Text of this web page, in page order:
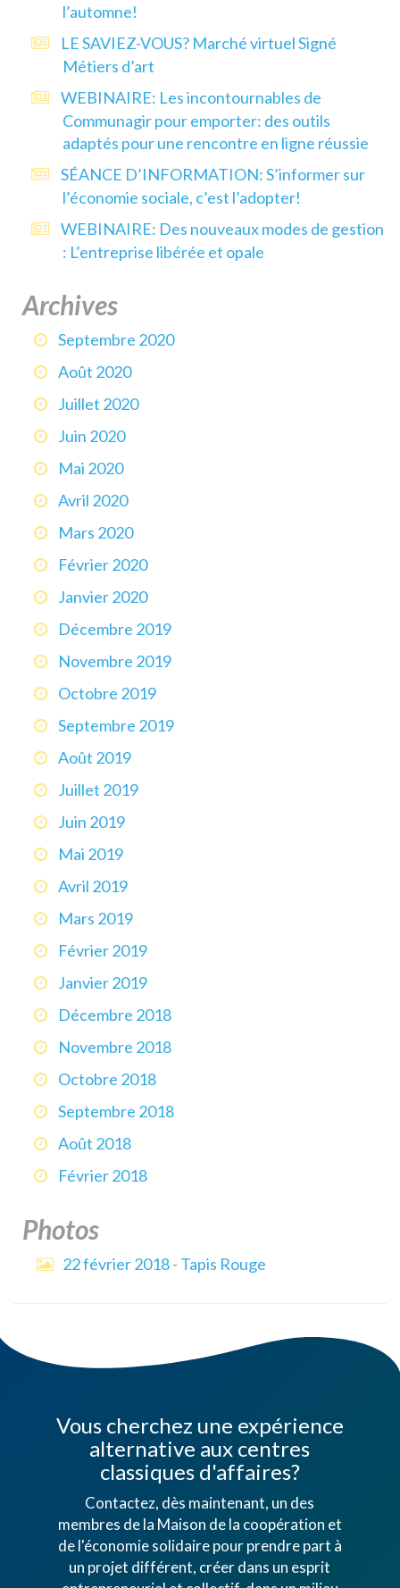
l’automne!
LE SAVIEZ-VOUS? Marché virtuel Signé
Métiers d’art
WEBINAIRE: Les incontournables de
Communagir pour emporter: des outils
adaptés pour une rencontre en ligne réussie
SÉANCE D’INFORMATION: S’informer sur
l’économie sociale, c’est l’adopter!
WEBINAIRE: Des nouveaux modes de gestion
: L’entreprise libérée et opale
Archives
Septembre 2020
Août 2020
Juillet 2020
Juin 2020
Mai 2020
Avril 2020
Mars 2020
Février 2020
Janvier 2020
Décembre 2019
Novembre 2019
Octobre 2019
Septembre 2019
Août 2019
Juillet 2019
Juin 2019
Mai 2019
Avril 2019
Mars 2019
Février 2019
Janvier 2019
Décembre 2018
Novembre 2018
Octobre 2018
Septembre 2018
Août 2018
Février 2018
Photos
22 février 2018 - Tapis Rouge
Vous cherchez une expérience
alternative aux centres
classiques d'affaires?
Contactez, dès maintenant, un des
membres de la Maison de la coopération et
de l'économie solidaire pour prendre part à
un projet différent, créer dans un esprit